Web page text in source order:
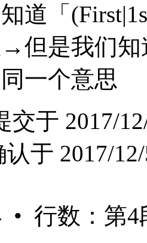
道「
但是我们知
一个意思
交于 2017/
认于 2017/
• 行数：第